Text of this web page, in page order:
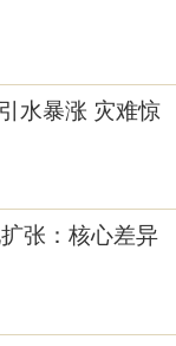
水暴涨 灾难惊
张：核心差异